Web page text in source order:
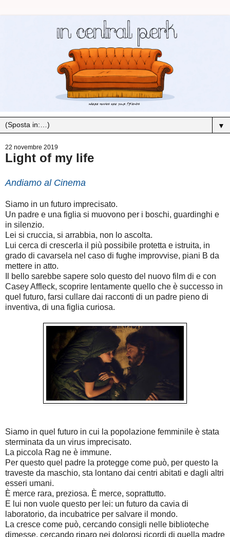
▼
22 novembre 2019
Light of my life
Andiamo al Cinema
Siamo in un futuro imprecisato.
Un padre e una figlia si muovono per i boschi, guardinghi e
in silenzio.
Lei si cruccia, si arrabbia, non lo ascolta.
Lui cerca di crescerla il più possibile protetta e istruita, in
grado di cavarsela nel caso di fughe improvvise, piani B da
mettere in atto.
Il bello sarebbe sapere solo questo del nuovo film di e con
Casey Affleck, scoprire lentamente quello che è successo in
quel futuro, farsi cullare dai racconti di un padre pieno di
inventiva, di una figlia curiosa.
Siamo in quel futuro in cui la popolazione femminile è stata
sterminata da un virus imprecisato.
La piccola Rag ne è immune.
Per questo quel padre la protegge come può, per questo la
traveste da maschio, sta lontano dai centri abitati e dagli altri
esseri umani.
È merce rara, preziosa. È merce, soprattutto.
E lui non vuole questo per lei: un futuro da cavia di
laboratorio, da incubatrice per salvare il mondo.
La cresce come può, cercando consigli nelle biblioteche
dimesse, cercando riparo nei dolorosi ricordi di quella madre